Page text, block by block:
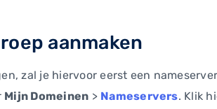
aanmaken
zal je hiervoor eerst een
Mijn Domeinen > Nameservers. Klik